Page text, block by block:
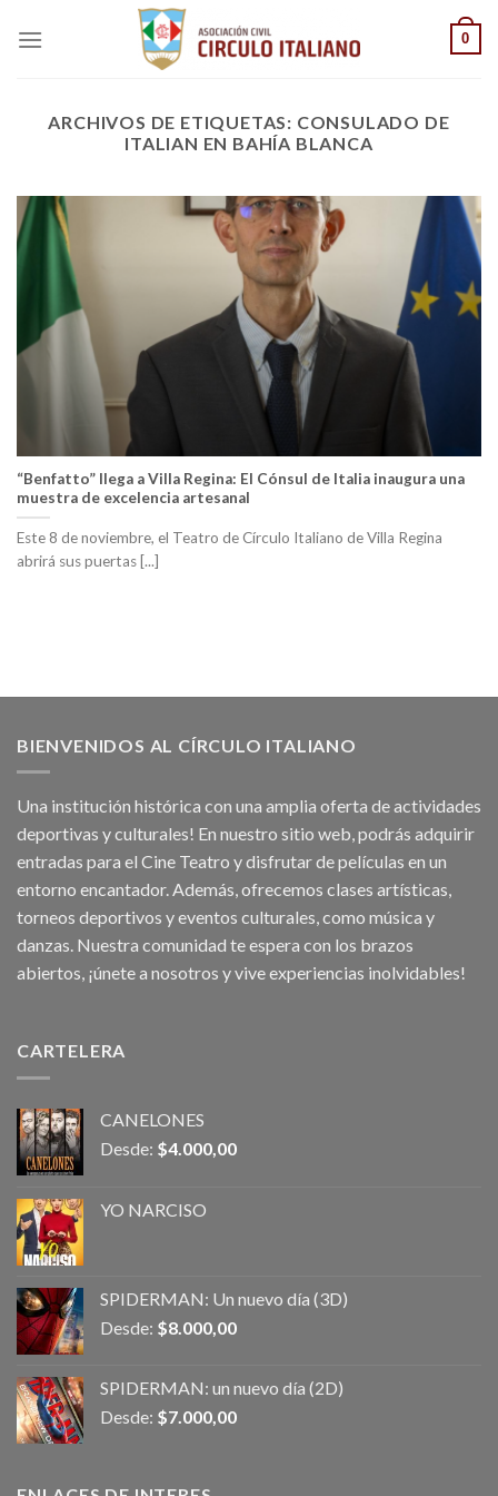
0
ARCHIVOS DE ETIQUETAS: CONSULADO DE
ITALIAN EN BAHÍA BLANCA
“Benfatto” llega a Villa Regina: El Cónsul de Italia inaugura una
muestra de excelencia artesanal
Este 8 de noviembre, el Teatro de Círculo Italiano de Villa Regina
abrirá sus puertas [...]
BIENVENIDOS AL CÍRCULO ITALIANO
Una institución histórica con una amplia oferta de actividades
deportivas y culturales! En nuestro sitio web, podrás adquirir
entradas para el Cine Teatro y disfrutar de películas en un
entorno encantador. Además, ofrecemos clases artísticas,
torneos deportivos y eventos culturales, como música y
danzas. Nuestra comunidad te espera con los brazos
abiertos, ¡únete a nosotros y vive experiencias inolvidables!
CARTELERA
CANELONES
Desde: $4.000,00
YO NARCISO
SPIDERMAN: Un nuevo día (3D)
Desde: $8.000,00
SPIDERMAN: un nuevo día (2D)
Desde: $7.000,00